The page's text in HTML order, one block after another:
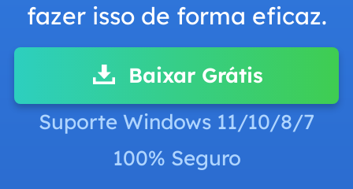
fazer isso de forma eficaz.
Baixar Grátis
Suporte Windows 11/10/8/7
100% Seguro